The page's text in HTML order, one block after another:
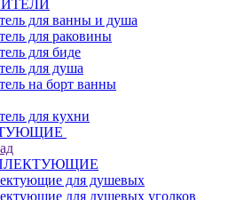
для ванны и душа
для раковины
для биде
для душа
на борт ванны
для кухни
для душевых
для душевых уголков